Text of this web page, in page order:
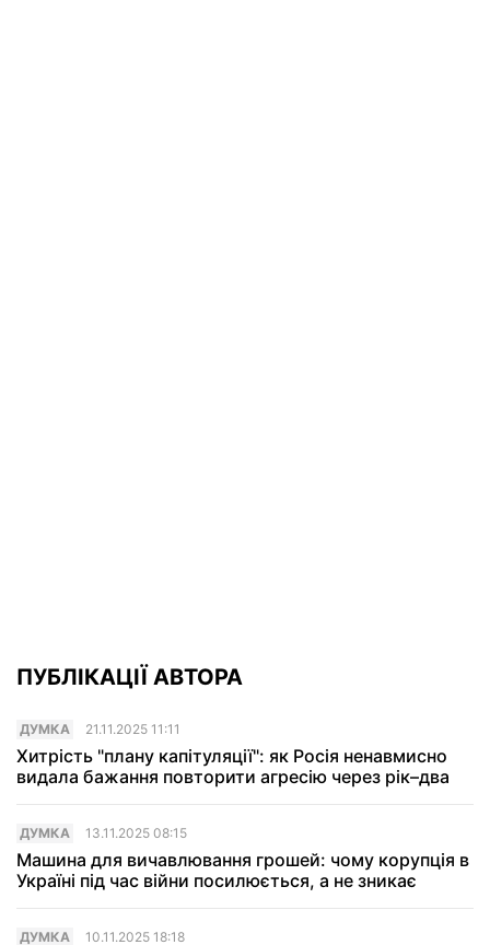
ПУБЛІКАЦІЇ АВТОРА
ДУМКА 21.11.2025 11:11
Хитрість "плану капітуляції": як Росія ненавмисно
видала бажання повторити агресію через рік–два
ДУМКА 13.11.2025 08:15
Машина для вичавлювання грошей: чому корупція в
Україні під час війни посилюється, а не зникає
ДУМКА 10.11.2025 18:18